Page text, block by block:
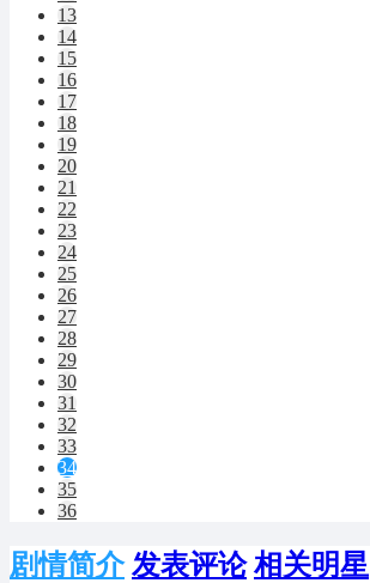
13
14
15
16
17
18
19
20
21
22
23
24
25
26
27
28
29
30
31
32
33
34
35
36
剧情简介 发表评论 相关明星